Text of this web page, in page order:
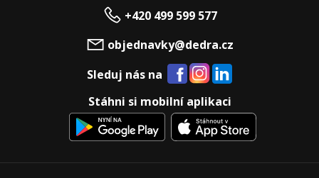
+420 499 599 577
objednavky@dedra.cz
Sleduj nás na
Stáhni si mobilní aplikaci